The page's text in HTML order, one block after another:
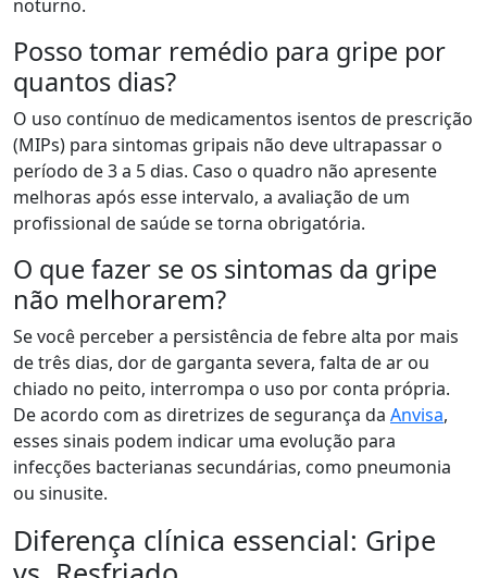
noturno.
Posso tomar remédio para gripe por
quantos dias?
O uso contínuo de medicamentos isentos de prescrição
(MIPs) para sintomas gripais não deve ultrapassar o
período de 3 a 5 dias. Caso o quadro não apresente
melhoras após esse intervalo, a avaliação de um
profissional de saúde se torna obrigatória.
O que fazer se os sintomas da gripe
não melhorarem?
Se você perceber a persistência de febre alta por mais
de três dias, dor de garganta severa, falta de ar ou
chiado no peito, interrompa o uso por conta própria.
De acordo com as diretrizes de segurança da Anvisa,
esses sinais podem indicar uma evolução para
infecções bacterianas secundárias, como pneumonia
ou sinusite.
Diferença clínica essencial: Gripe